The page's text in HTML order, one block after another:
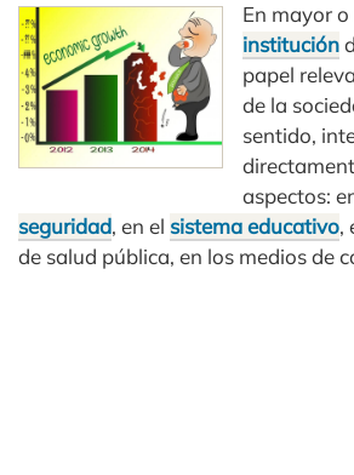
En mayor
institución
papel
de la
sentido,
aspectos:
seguridad, en el sistema educativo,
de salud pública, en los medios de